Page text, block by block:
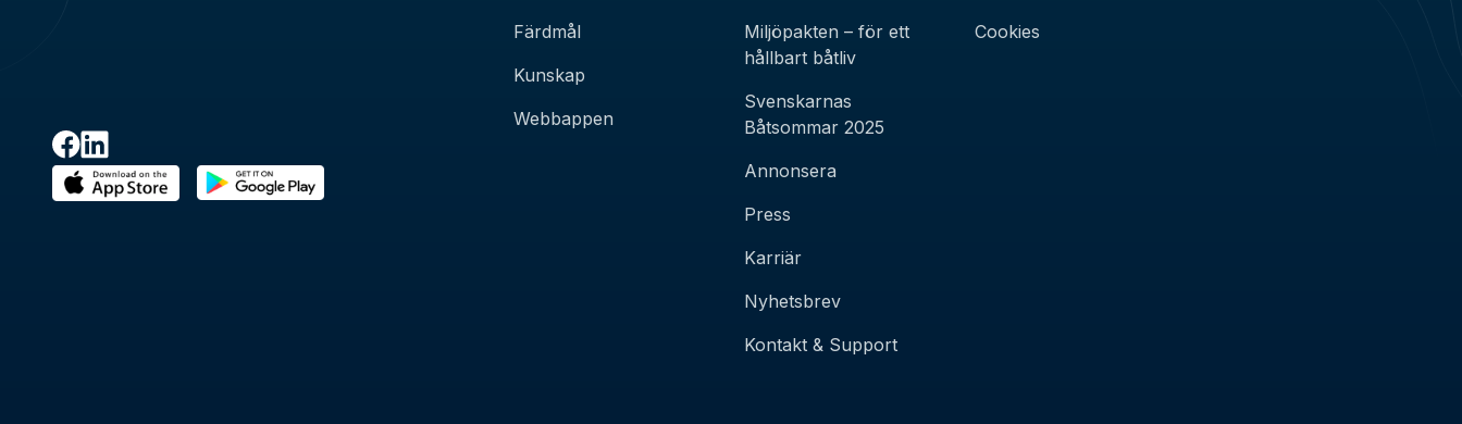
Färdmål
Kunskap
Webbappen
Miljöpakten – för ett
hållbart båtliv
Svenskarnas
Båtsommar 2025
Annonsera
Press
Karriär
Nyhetsbrev
Kontakt & Support
Cookies